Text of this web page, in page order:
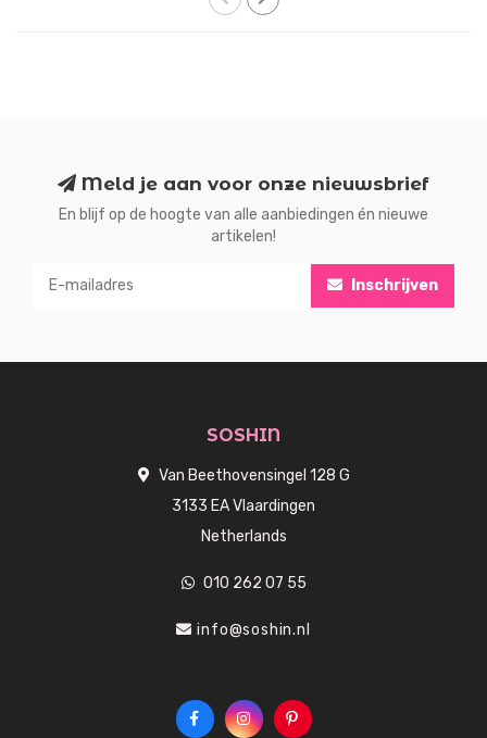
Meld je aan voor onze nieuwsbrief
En blijf op de hoogte van alle aanbiedingen én nieuwe
artikelen!
Inschrijven
SOSHIN
Van Beethovensingel 128 G
3133 EA Vlaardingen
Netherlands
010 262 07 55
info@soshin.nl